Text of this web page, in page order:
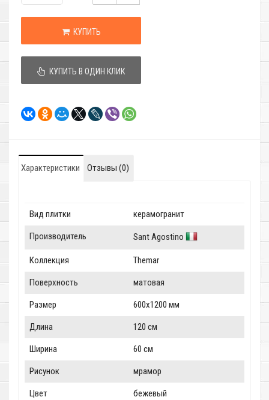
КУПИТЬ
КУПИТЬ В ОДИН КЛИК
Характеристики Отзывы (0)
Вид плитки керамогранит
Производитель Sant Agostino
Коллекция Themar
Поверхность матовая
Размер 600x1200 мм
Длина 120 см
Ширина 60 см
Рисунок мрамор
Цвет бежевый